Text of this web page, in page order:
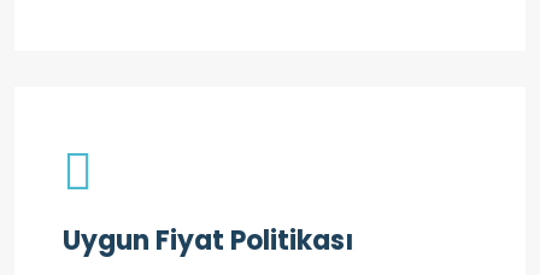
Uygun Fiyat Politikası